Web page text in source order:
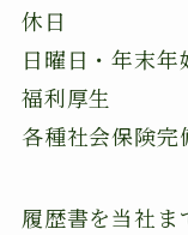
休日
日曜日・年末
福利厚生
各種社会保険
履歴書を当社